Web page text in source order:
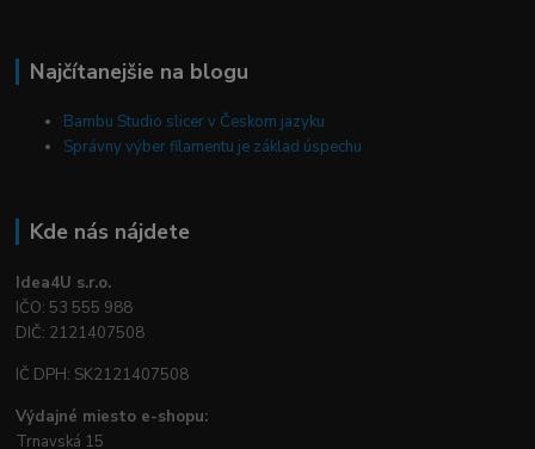
Najčítanejšie na blogu
Bambu Studio slicer v Českom jazyku
Správny výber filamentu je základ úspechu
Kde nás nájdete
Idea4U s.r.o.
IČO: 53 555 988
DIČ: 2121407508
IČ DPH: SK2121407508
Výdajné miesto e-shopu:
Trnavská 15